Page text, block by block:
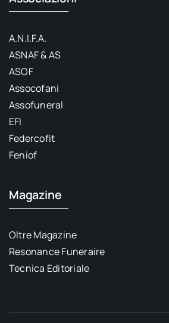
A.N.I.F.A.
ASNAF & AS
ASOF
Assocofani
Assofuneral
EFI
Federcofit
Feniof
Magazine
Oltre Magazine
Resonance Funeraire
Tecnica Editoriale